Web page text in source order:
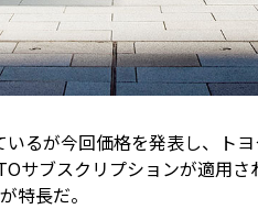
るが今回価格を発表し、ト
サブスクリプションが適用
特長だ。